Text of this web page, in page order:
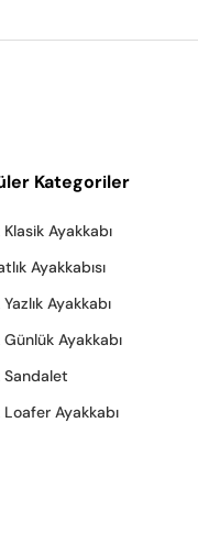
Kategoriler
Klasik Ayakkabı
Ayakkabısı
Ayakkabı
Günlük Ayakkabı
Sandalet
Loafer Ayakkabı